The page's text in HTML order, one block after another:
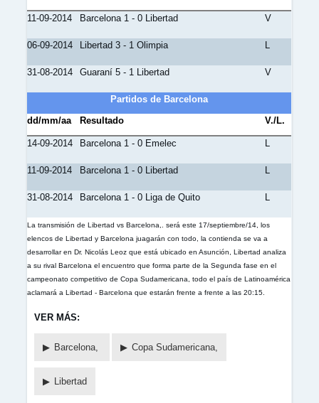
11-09-2014 Barcelona 1 - 0 Libertad V
06-09-2014 Libertad 3 - 1 Olimpia L
31-08-2014 Guaraní 5 - 1 Libertad V
Partidos de Barcelona
dd/mm/aa
Resultado V./L.
14-09-2014 Barcelona 1 - 0 Emelec L
11-09-2014 Barcelona 1 - 0 Libertad L
31-08-2014 Barcelona 1 - 0 Liga de Quito L
La transmisión de Libertad vs Barcelona,. será este 17/septiembre/14, los
elencos de Libertad y Barcelona juagarán con todo, la contienda se va a
desarrollar en Dr. Nicolás Leoz que está ubicado en Asunción, Libertad analiza
a su rival Barcelona el encuentro que forma parte de la Segunda fase en el
campeonato competitivo de Copa Sudamericana, todo el país de Latinoamérica
aclamará a Libertad - Barcelona que estarán frente a frente a las 20:15.
VER MÁS:
Barcelona, Copa Sudamericana,
Libertad